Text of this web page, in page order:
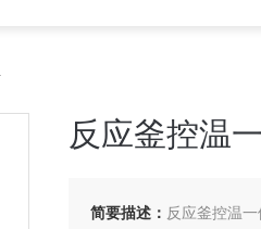
反应釜控温
简要描述： 反应釜控温